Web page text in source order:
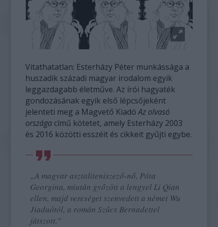
Vitathatatlan: Esterházy Péter munkássága a
huszadik századi magyar irodalom egyik
leggazdagabb életműve. Az írói hagyaték
gondozásának egyik első lépcsőjeként
jelenteti meg a Magvető KiadóAz olvasó
országa című kötetet, amely Esterházy 2003
és 2016 közötti esszéit és cikkeit gyűjti egybe.
„A magyar asztaliteniszező-nő, Póta
Georgina, miután győzött a lengyel Li Qian
ellen, majd vereséget szenvedett a német Wu
Jiaduótól, a román Szűcs Bernadettel
játszott.”